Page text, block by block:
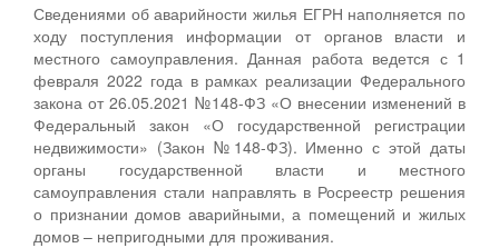
Сведениями об аварийности жилья ЕГРН наполняется по
ходу поступления информации от органов власти и
местного самоуправления. Данная работа ведется с 1
февраля 2022 года в рамках реализации Федерального
закона от 26.05.2021 №148-ФЗ «О внесении изменений в
Федеральный закон «О государственной регистрации
недвижимости» (Закон №148-ФЗ). Именно с этой даты
органы государственной власти и местного
самоуправления стали направлять в Росреестр решения
о признании домов аварийными, а помещений и жилых
домов – непригодными для проживания.